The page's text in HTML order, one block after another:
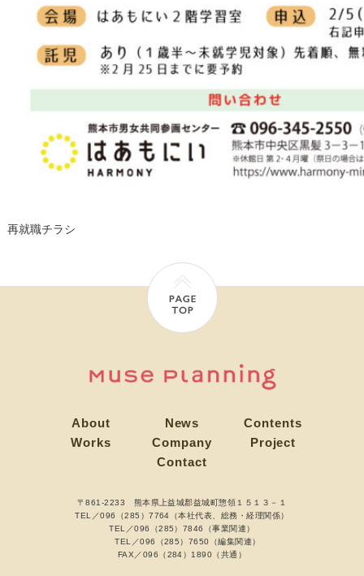
再就職チラシ
About News
Contents
Works
Company
Project
Contact
〒861-2233 熊本県上益城郡益城町惣領１５１３－１
TEL／096（285）7764（本社代表、総務・経理関係）
TEL／096（285）7846（事業関連）
TEL／096（285）7650（編集関連）
FAX／096（284）1890（共通）